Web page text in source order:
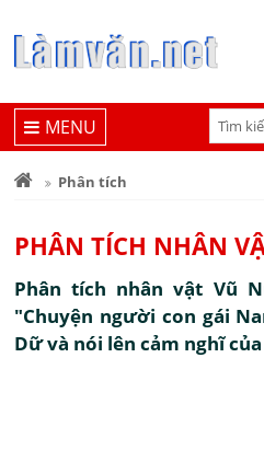
MENU
Phân tích
PHÂN TÍCH NHÂN
Phân tích nhân vật Vũ
"Chuyện người con gái
Dữ và nói lên cảm nghĩ